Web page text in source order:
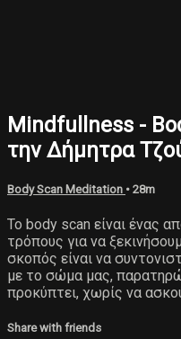
Mindfullness -
την Δήμητρα
Body Scan Meditation • 28m
Το body scan είναι ένας
τρόπους για να
σκοπός είναι να
με το σώμα μας,
προκύπτει, χωρίς να
Share with friends